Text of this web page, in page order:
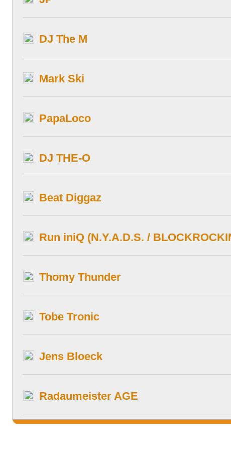
DJ The M
Mark Ski
PapaLoco
DJ THE-O
Beat Diggaz
Run iniQ (N.Y.A.D.S. /
Thomy Thunder
Tobe Tronic
Jens Bloeck
Radaumeister AGE